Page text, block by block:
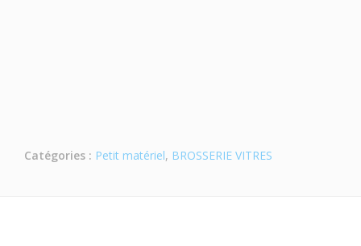
Catégories : Petit matériel, BROSSERIE VITRES